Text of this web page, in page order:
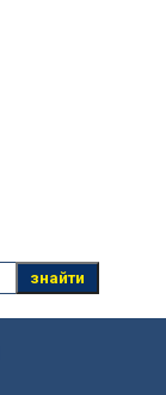
знайти